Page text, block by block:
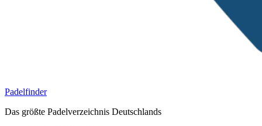
Padelfinder
Das größte Padelverzeichnis Deutschlands